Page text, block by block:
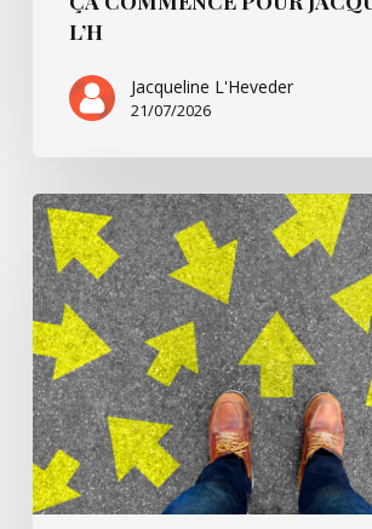
L’H
Jacqueline L'Heveder
21/07/2026
Ça
commence
avec
Villarsbrandis…